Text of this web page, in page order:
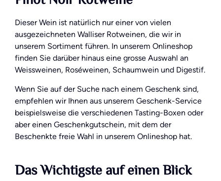
Dieser Wein ist natürlich nur einer von vielen
ausgezeichneten Walliser Rotweinen, die wir in
unserem Sortiment führen. In unserem Onlineshop
finden Sie darüber hinaus eine grosse Auswahl an
Weissweinen, Roséweinen, Schaumwein und Digestif.
Wenn Sie auf der Suche nach einem Geschenk sind,
empfehlen wir Ihnen aus unserem Geschenk-Service
beispielsweise die verschiedenen Tasting-Boxen oder
aber einen Geschenkgutschein, mit dem der
Beschenkte freie Wahl in unserem Onlineshop hat.
Das Wichtigste auf einen Blick